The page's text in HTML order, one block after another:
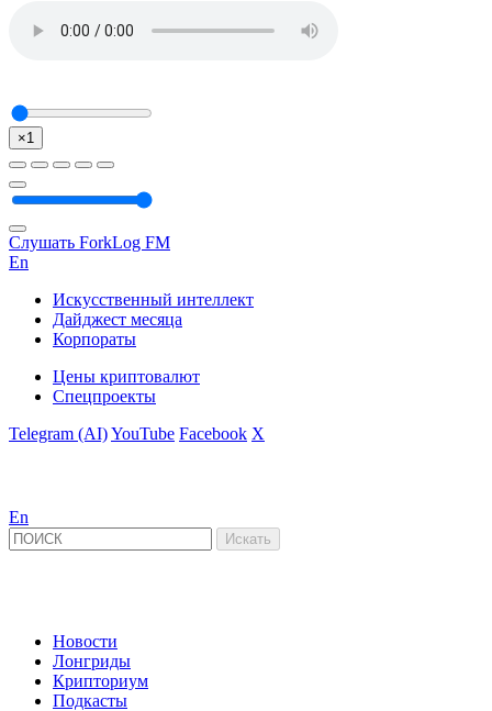
×1
Слушать ForkLog FM
En
Искусственный интеллект
Дайджест месяца
Корпораты
Цены криптовалют
Спецпроекты
Telegram (AI)YouTube Facebook X
En
Новости
Лонгриды
Крипториум
Подкасты